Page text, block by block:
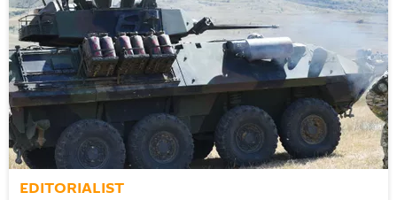
EDITORIALIST